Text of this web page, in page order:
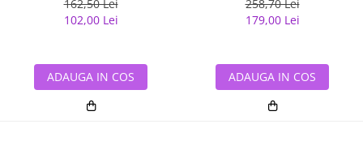
162,50 Lei
102,00 Lei
ADAUGA IN COS
258,70 Lei
179,00 Lei
ADAUGA IN COS